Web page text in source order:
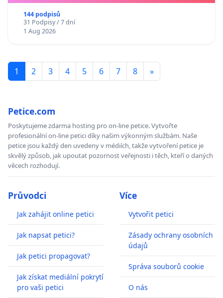
144 podpisů
31 Podpisy / 7 dní
1 Aug 2026
1 2 3 4 5 6 7 8 »
Petice.com
Poskytujeme zdarma hosting pro on-line petice. Vytvořte
profesionální on-line petici díky našim výkonným službám. Naše
petice jsou každý den uvedeny v médiích, takže vytvoření petice je
skvělý způsob, jak upoutat pozornost veřejnosti i těch, kteří o daných
věcech rozhodují.
Průvodci
Jak zahájit online petici
Jak napsat petici?
Jak petici propagovat?
Jak získat mediální pokrytí
pro vaši petici
Více
Vytvořit petici
Zásady ochrany osobních
údajů
Správa souborů cookie
O nás